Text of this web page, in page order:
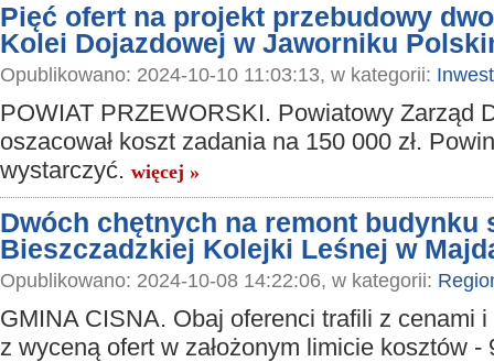
Pięć ofert na projekt przebudowy
Kolei Dojazdowej w Jaworniku
Opublikowano: 2024-10-10 11:03:13, w kategorii:
POWIAT PRZEWORSKI. Powiatowy Zarząd
oszacował koszt zadania na 150 000 zł.
wystarczyć. więcej »
Dwóch chętnych na remont budynku
Bieszczadzkiej Kolejki Leśnej w
Opublikowano: 2024-10-08 14:22:06, w kategorii:
GMINA CISNA. Obaj oferenci trafili z cenami
z wyceną ofert w założonym limicie kosztów -